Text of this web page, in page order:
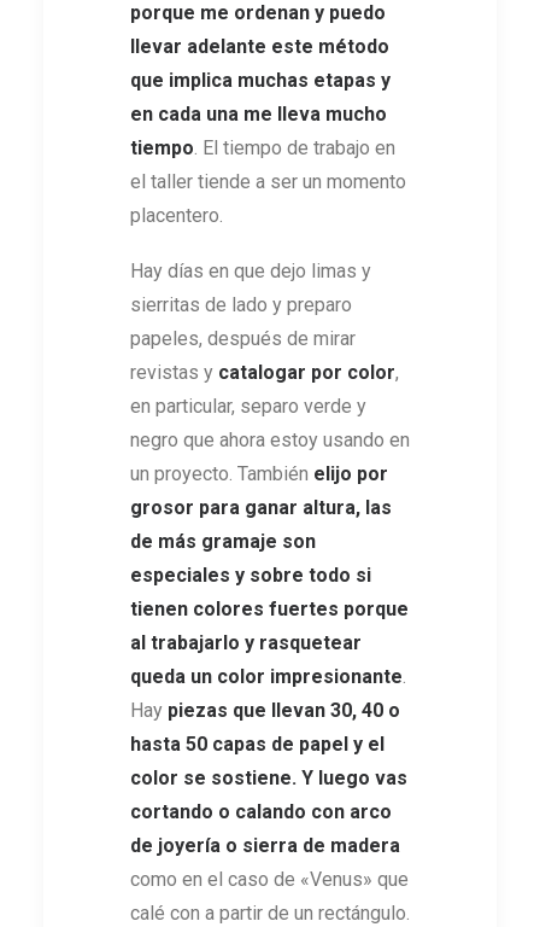
porque me ordenan y puedo
llevar adelante este método
que implica muchas etapas y
en cada una me lleva mucho
tiempo. El tiempo de trabajo en
el taller tiende a ser un momento
placentero.
Hay días en que dejo limas y
sierritas de lado y preparo
papeles, después de mirar
revistas y catalogar por color,
en particular, separo verde y
negro que ahora estoy usando en
un proyecto. También elijo por
grosor para ganar altura, las
de más gramaje son
especiales y sobre todo si
tienen colores fuertes porque
al trabajarlo y rasquetear
queda un color impresionante.
Hay piezas que llevan 30, 40 o
hasta 50 capas de papel y el
color se sostiene. Y luego vas
cortando o calando con arco
de joyería o sierra de madera
como en el caso de «Venus» que
calé con a partir de un rectángulo.